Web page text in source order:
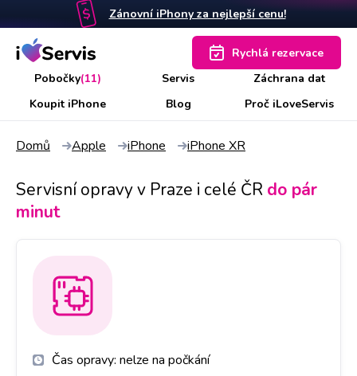
Zánovní iPhony za nejlepší cenu!
Pobočky(11) Servis
Záchrana dat
Koupit iPhone
Blog Proč iLoveServis
Rychlá rezervace
Domů Apple iPhone iPhone XR
Servisní opravy v Praze i celé ČR do pár
minut
Čas opravy: nelze na počkání